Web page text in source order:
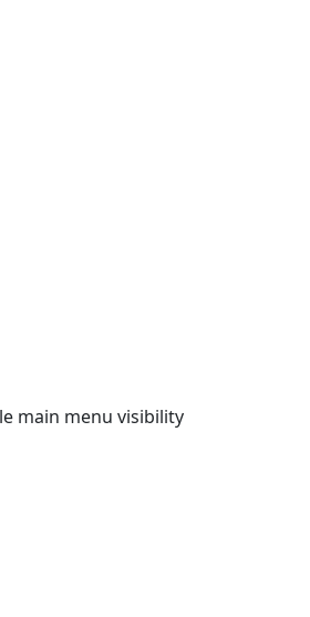
main menu visibility